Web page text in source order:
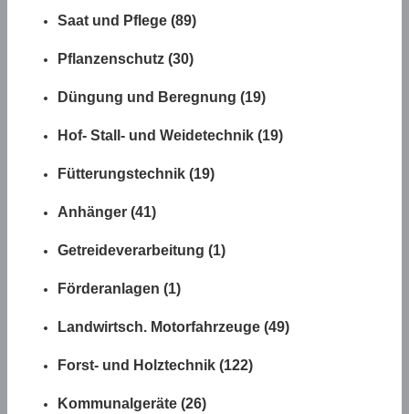
Saat und Pflege (89)
Pflanzenschutz (30)
Düngung und Beregnung (19)
Hof- Stall- und Weidetechnik (19)
Fütterungstechnik (19)
Anhänger (41)
Getreideverarbeitung (1)
Förderanlagen (1)
Landwirtsch. Motorfahrzeuge (49)
Forst- und Holztechnik (122)
Kommunalgeräte (26)